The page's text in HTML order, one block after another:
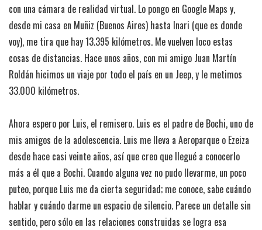
con una cámara de realidad virtual. Lo pongo en Google Maps y,
desde mi casa en Muñiz (Buenos Aires) hasta Inari (que es donde
voy), me tira que hay 13.395 kilómetros. Me vuelven loco estas
cosas de distancias. Hace unos años, con mi amigo Juan Martín
Roldán hicimos un viaje por todo el país en un Jeep, y le metimos
33.000 kilómetros.
Ahora espero por Luis, el remisero. Luis es el padre de Bochi, uno de
mis amigos de la adolescencia. Luis me lleva a Aeroparque o Ezeiza
desde hace casi veinte años, así que creo que llegué a conocerlo
más a él que a Bochi. Cuando alguna vez no pudo llevarme, un poco
puteo, porque Luis me da cierta seguridad; me conoce, sabe cuándo
hablar y cuándo darme un espacio de silencio. Parece un detalle sin
sentido, pero sólo en las relaciones construidas se logra esa